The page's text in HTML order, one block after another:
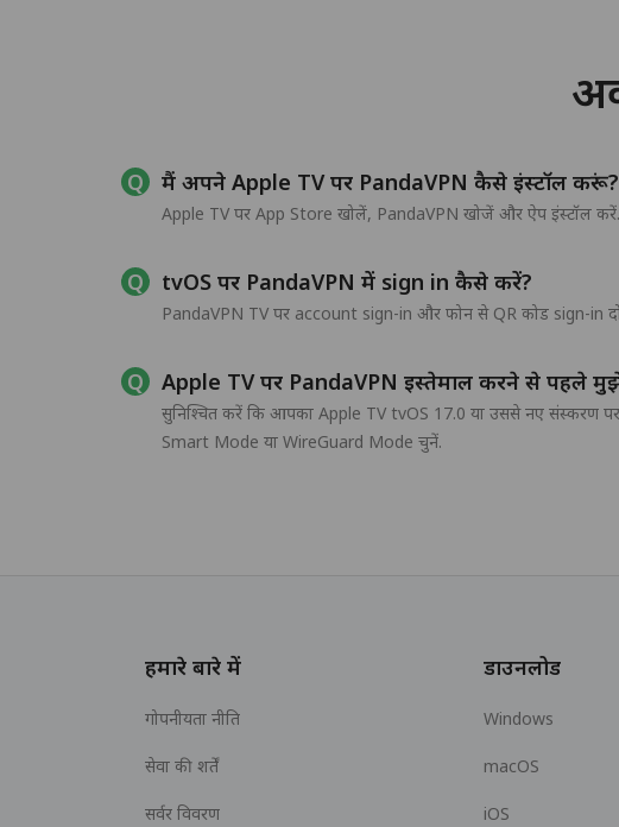
मैं अपने Apple TV पर PandaVPN कैसे इंस्टॉल करूं?
Apple TV पर App Store खोलें, PandaVPN खोजें और ऐप इंस्टॉल
tvOS पर PandaVPN में sign in कैसे करें?
PandaVPN TV पर account sign-in और फोन से QR कोड sign-in
Apple TV पर PandaVPN इस्तेमाल करने से पहले मुझे
सुनिश्चित करें कि आपका Apple TV tvOS 17.0 या उससे नए संस्करण
Smart Mode या WireGuard Mode चुनें.
हमारे बारे में
गोपनीयता नीति
सेवा की शर्तें
सर्वर विवरण
डाउनलोड
Windows
macOS
iOS